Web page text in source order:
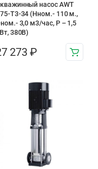
насос AWT
T3-34 (Нном.- 110 м.,
3,0 м3/час, Р – 1,5
380В)
273 ₽